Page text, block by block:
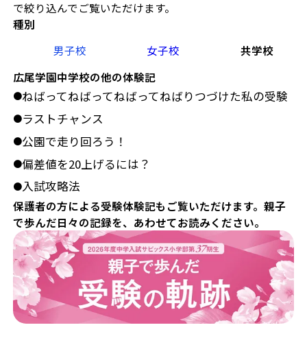
で絞り込んでご覧いただけます。
種別
男子校
女子校
共学校
広尾学園中学校の他の体験記
●ねばってねばってねばってねばりつづけた私の受験
●ラストチャンス
●公園で走り回ろう！
●偏差値を20上げるには？
●入試攻略法
保護者の方による受験体験記もご覧いただけます。親子
で歩んだ日々の記録を、あわせてお読みください。